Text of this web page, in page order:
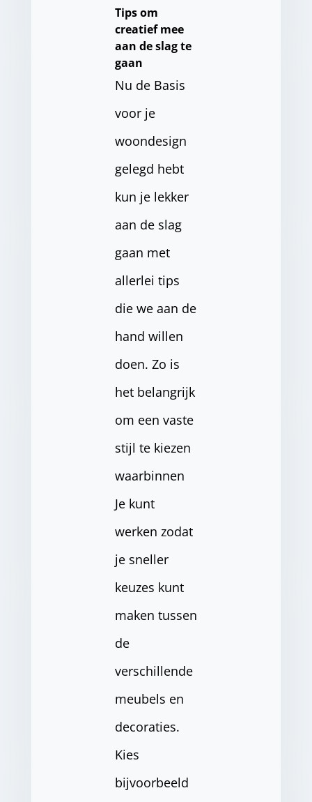
Tips om
creatief mee
aan de slag te
gaan
Nu de Basis
voor je
woondesign
gelegd hebt
kun je lekker
aan de slag
gaan met
allerlei tips
die we aan de
hand willen
doen. Zo is
het belangrijk
om een vaste
stijl te kiezen
waarbinnen
Je kunt
werken zodat
je sneller
keuzes kunt
maken tussen
de
verschillende
meubels en
decoraties.
Kies
bijvoorbeeld